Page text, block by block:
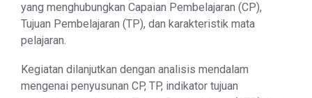
yang menghubungkan Capaian Pembelajaran (CP),
Tujuan Pembelajaran (TP), dan karakteristik mata
pelajaran.
Kegiatan dilanjutkan dengan analisis mendalam
mengenai penyusunan CP, TP, indikator tujuan